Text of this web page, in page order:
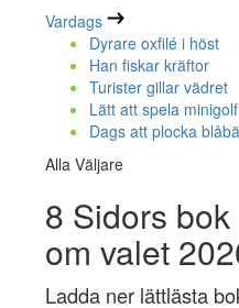
Vardags
Dyrare oxfilé i höst
Han fiskar kräftor
Turister gillar vädret
Lätt att spela minigolf
Dags att plocka
Alla Väljare
8 Sidors bok
om valet
Ladda ner lättlästa